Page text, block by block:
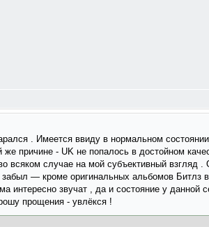
. Имеется ввиду в нормальном
причине - UK не попалось в достойном
всяком случае на мой субъективный взгляд
— кроме оригинальных альбомов Битлз
интересно звучат , да и состояние у данной
прощения - увлёкся !